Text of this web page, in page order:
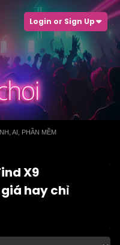
Login or Sign Up
AI, PHẦN MỀM
X9
hay chỉ